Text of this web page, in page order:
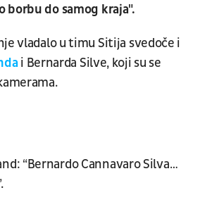
borbu do samog kraja".
vladalo u timu Sitija svedoče i
i Bernarda Silve, koji su se
“Bernardo Cannavaro Silva…